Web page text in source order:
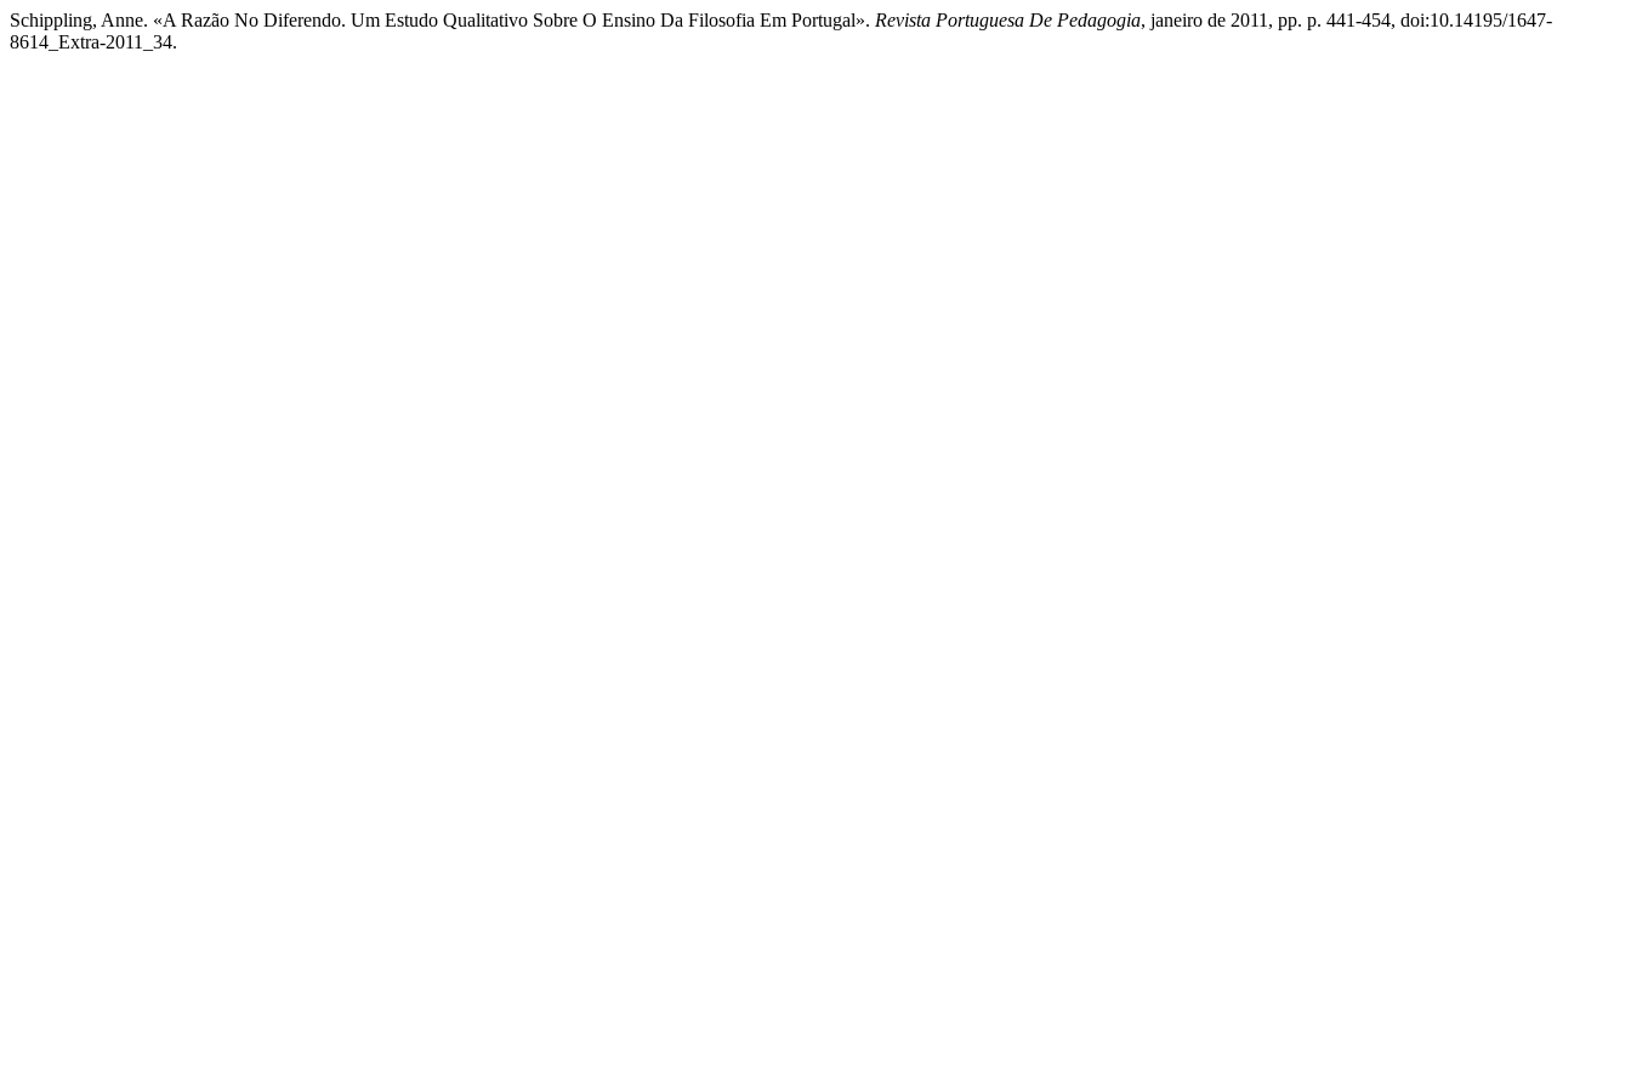
Schippling, Anne. «A Razão No Diferendo. Um Estudo Qualitativo Sobre O Ensino Da Filosofia Em Portugal». Revista Portuguesa De Pedagogia, janeiro de 2011, pp. p. 441-454, doi:10.14195/1647-
8614_Extra-2011_34.